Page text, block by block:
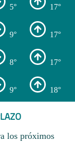
5° 17°
9° 17°
8° 17°
9° 18°
los próximos